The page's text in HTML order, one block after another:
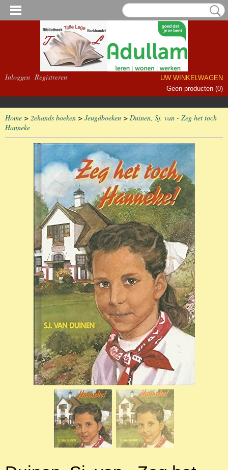
Inloggen Registreren
UW WINKELWAGEN
Geen producten (0)
Home > 2ehands boeken > Jeugdboeken > Duinen, Sj. van - Zeg het toch
Hanneke